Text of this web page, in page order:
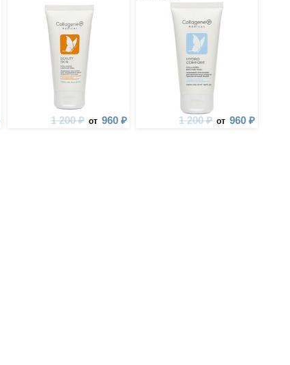
1 200 ₽ от 960 ₽ 1 200 ₽ от 960 ₽